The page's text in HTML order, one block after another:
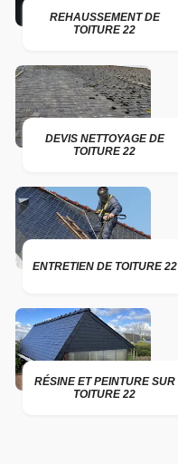
REHAUSSEMENT DE
TOITURE 22
DEVIS NETTOYAGE DE
TOITURE 22
ENTRETIEN DE TOITURE 22
RÉSINE ET PEINTURE SUR
TOITURE 22